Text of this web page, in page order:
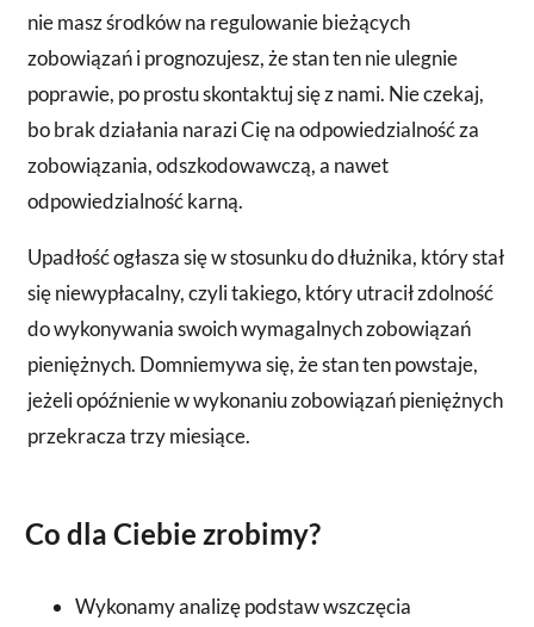
nie masz środków na regulowanie bieżących
zobowiązań i prognozujesz, że stan ten nie ulegnie
poprawie, po prostu skontaktuj się z nami. Nie czekaj,
bo brak działania narazi Cię na odpowiedzialność za
zobowiązania, odszkodowawczą, a nawet
odpowiedzialność karną.
Upadłość ogłasza się w stosunku do dłużnika, który stał
się niewypłacalny, czyli takiego, który utracił zdolność
do wykonywania swoich wymagalnych zobowiązań
pieniężnych. Domniemywa się, że stan ten powstaje,
jeżeli opóźnienie w wykonaniu zobowiązań pieniężnych
przekracza trzy miesiące.
Co dla Ciebie zrobimy?
Wykonamy analizę podstaw wszczęcia